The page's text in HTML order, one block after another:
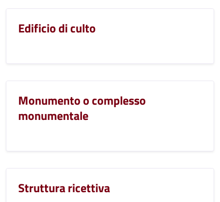
Edificio di culto
Monumento o complesso
monumentale
Struttura ricettiva